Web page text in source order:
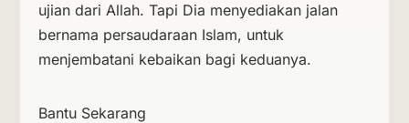
ujian dari Allah. Tapi Dia menyediakan jalan
bernama persaudaraan Islam, untuk
menjembatani kebaikan bagi keduanya.
Bantu Sekarang